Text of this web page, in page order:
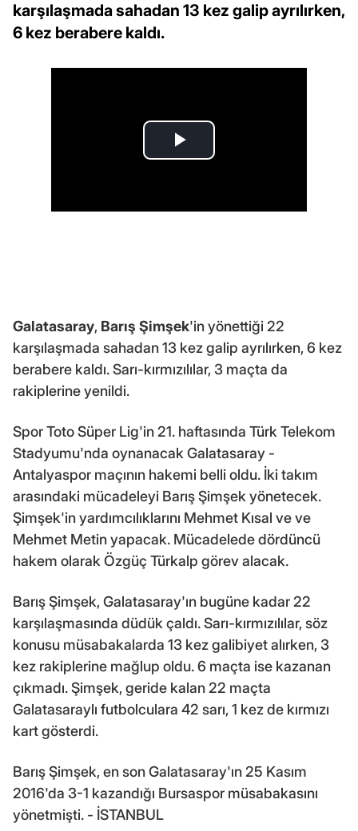
karşılaşmada sahadan 13 kez galip ayrılırken,
6 kez berabere kaldı.
Galatasaray, Barış Şimşek'in yönettiği 22
karşılaşmada sahadan 13 kez galip ayrılırken, 6 kez
berabere kaldı. Sarı-kırmızılılar, 3 maçta da
rakiplerine yenildi.
Spor Toto Süper Lig'in 21. haftasında Türk Telekom
Stadyumu'nda oynanacak Galatasaray -
Antalyaspor maçının hakemi belli oldu. İki takım
arasındaki mücadeleyi Barış Şimşek yönetecek.
Şimşek'in yardımcılıklarını Mehmet Kısal ve ve
Mehmet Metin yapacak. Mücadelede dördüncü
hakem olarak Özgüç Türkalp görev alacak.
Barış Şimşek, Galatasaray'ın bugüne kadar 22
karşılaşmasında düdük çaldı. Sarı-kırmızılılar, söz
konusu müsabakalarda 13 kez galibiyet alırken, 3
kez rakiplerine mağlup oldu. 6 maçta ise kazanan
çıkmadı. Şimşek, geride kalan 22 maçta
Galatasaraylı futbolculara 42 sarı, 1 kez de kırmızı
kart gösterdi.
Barış Şimşek, en son Galatasaray'ın 25 Kasım
2016'da 3-1 kazandığı Bursaspor müsabakasını
yönetmişti. - İSTANBUL